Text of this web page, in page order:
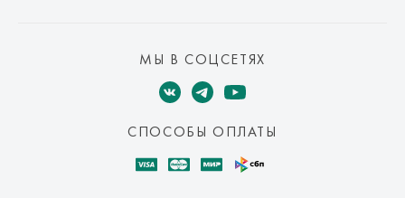
МЫ В СОЦСЕТЯХ
СПОСОБЫ ОПЛАТЫ